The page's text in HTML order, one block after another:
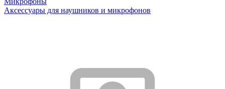
Аксессуары для наушников и микрофонов